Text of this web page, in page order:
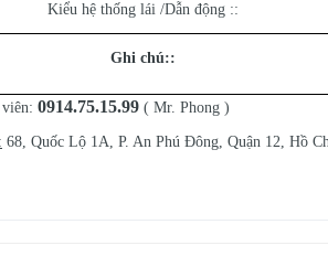
Kiểu hệ thống lái /Dẫn động ::
Ghi chú::
0914.75.15.99 ( Mr. Phong )
68, Quốc Lộ 1A, P. An Phú Đông, Quận 12, Hồ